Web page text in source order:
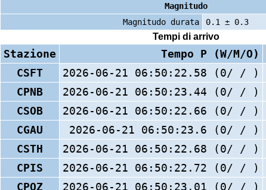
Magnitudo
Magnitudo durata
0.1 ± 0.3
Tempi di arrivo
Stazione Tempo P (W/M/O)
CSFT
2026-06-21 06:50:22.58 (0/ / )
CPNB
2026-06-21 06:50:23.44 (0/ / )
CSOB
2026-06-21 06:50:22.66 (0/ / )
CGAU
2026-06-21 06:50:23.6 (0/ / )
CSTH
2026-06-21 06:50:22.68 (0/ / )
CPIS
2026-06-21 06:50:22.72 (0/ / )
CPOZ
2026-06-21 06:50:23.01 (0/ / )